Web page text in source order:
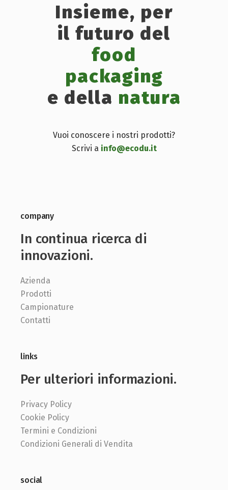
Insieme, per
il futuro del
food
packaging
e della natura
Vuoi conoscere i nostri prodotti?
Scrivi a info@ecodu.it
company
In continua ricerca di
innovazioni.
Azienda
Prodotti
Campionature
Contatti
links
Per ulteriori informazioni.
Privacy Policy
Cookie Policy
Termini e Condizioni
Condizioni Generali di Vendita
social